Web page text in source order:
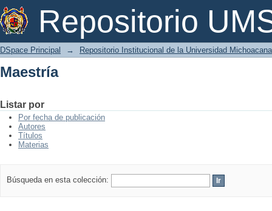
Repositorio
Maestría
DSpace Principal → Repositorio Institucional de la Universidad
Maestría
Listar por
Por fecha de publicación
Autores
Títulos
Materias
Búsqueda en esta colección: